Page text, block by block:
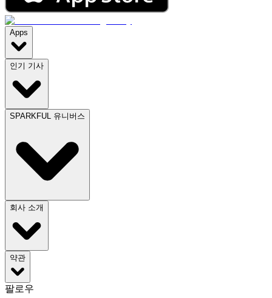
Apps
인기 기사
SPARKFUL 유니버스
회사 소개
약관
팔로우